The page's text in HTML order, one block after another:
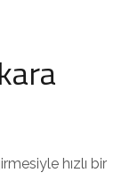
hızlı bir